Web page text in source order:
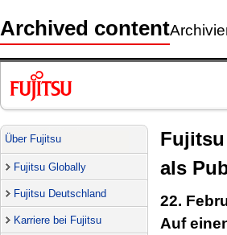
Archived content
Über Fujitsu
Fujitsu Globally
Fujitsu Deutschland
Karriere bei Fujitsu
Fujitsu
als
22.
Auf